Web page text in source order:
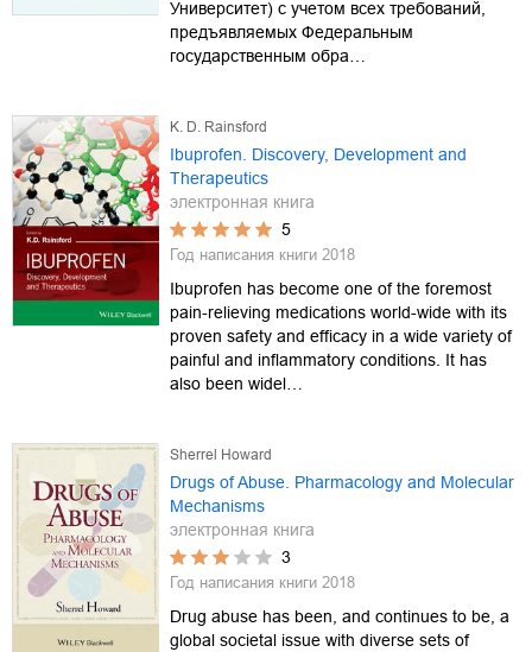
Университет) с учетом всех требований,
предъявляемых Федеральным
государственным обра…
K. D. Rainsford
Ibuprofen. Discovery, Development and
Therapeutics
электронная книга
5
Год написания книги 2018
Ibuprofen has become one of the foremost
pain-relieving medications world-wide with its
proven safety and efficacy in a wide variety of
painful and inflammatory conditions. It has
also been widel…
Sherrel Howard
Drugs of Abuse. Pharmacology and Molecular
Mechanisms
электронная книга
3
Год написания книги 2018
Drug abuse has been, and continues to be, a
global societal issue with diverse sets of